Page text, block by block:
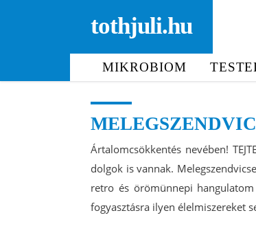
tothjuli.hu
MIKROBIOM
Ártalomcsökkentés nevében!
dolgok is vannak.
retro és örömünnepi
fogyasztásra ilyen élelmiszereket